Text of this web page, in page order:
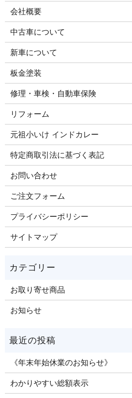
会社概要
中古車について
新車について
板金塗装
修理・車検・自動車保険
リフォーム
元祖小いけ インドカレー
特定商取引法に基づく表記
お問い合わせ
ご注文​フォーム
プライバシーポリシー
サイトマップ
お取り寄せ商品
お知らせ
《年末年始休業のお知らせ》
わかりやすい総額表示